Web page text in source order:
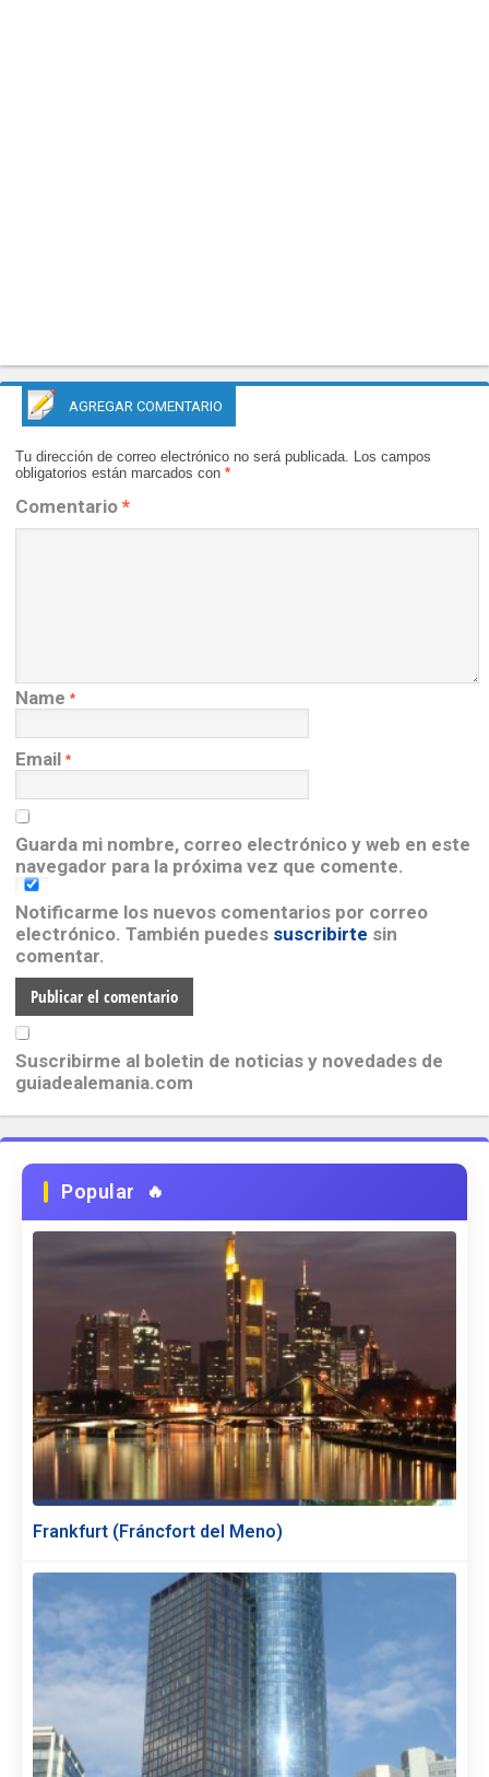
AGREGAR COMENTARIO
Tu dirección de correo electrónico no será publicada.
Los campos
obligatorios están marcados con *
Comentario *
Name *
Email *
Guarda mi nombre, correo electrónico y web en este
navegador para la próxima vez que comente.
Notificarme los nuevos comentarios por correo
electrónico. También puedes suscribirte sin
comentar.
Suscribirme al boletin de noticias y novedades de
guiadealemania.com
Popular
Frankfurt (Fráncfort del Meno)